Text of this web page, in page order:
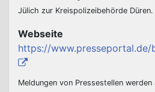
Jülich zur Kreispolizeibehörde Düren.
Webseite
https://www.presseportal.de/
Meldungen von Pressestellen